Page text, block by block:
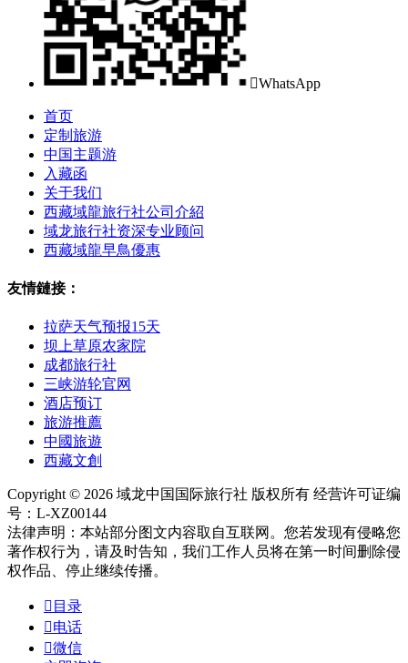
WhatsApp
首页
定制旅游
中国主题游
入藏函
关于我们
西藏域龍旅行社公司介紹
域龙旅行社资深专业顾问
西藏域龍早鳥優惠
友情鏈接：
拉萨天气预报15天
坝上草原农家院
成都旅行社
三峡游轮官网
酒店预订
旅游推薦
中國旅遊
西藏文創
Copyright © 2026 域龙中国国际旅行社 版权所有 经营许可证编
号：L-XZ00144
法律声明：本站部分图文内容取自互联网。您若发现有侵略您
著作权行为，请及时告知，我们工作人员将在第一时间删除侵
权作品、停止继续传播。
 目录
电话
微信